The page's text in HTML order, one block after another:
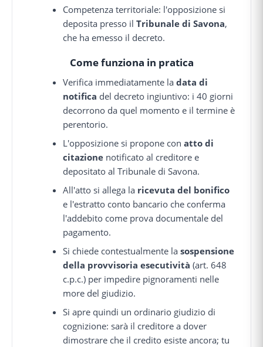
Competenza territoriale: l'opposizione si
deposita presso ilTribunale di Savona,
che ha emesso il decreto.
Come funziona in pratica
Verifica immediatamente ladata di
notifica del decreto ingiuntivo: i 40 giorni
decorrono da quel momento e il termine è
perentorio.
L'opposizione si propone conatto di
citazione notificato al creditore e
depositato al Tribunale di Savona.
All'atto si allega la ricevuta del bonifico
e l'estratto conto bancario che conferma
l'addebito come prova documentale del
pagamento.
Si chiede contestualmente lasospensione
della provvisoria esecutività (art. 648
c.p.c.) per impedire pignoramenti nelle
more del giudizio.
Si apre quindi un ordinario giudizio di
cognizione: sarà il creditore a dover
dimostrare che il credito esiste ancora; tu